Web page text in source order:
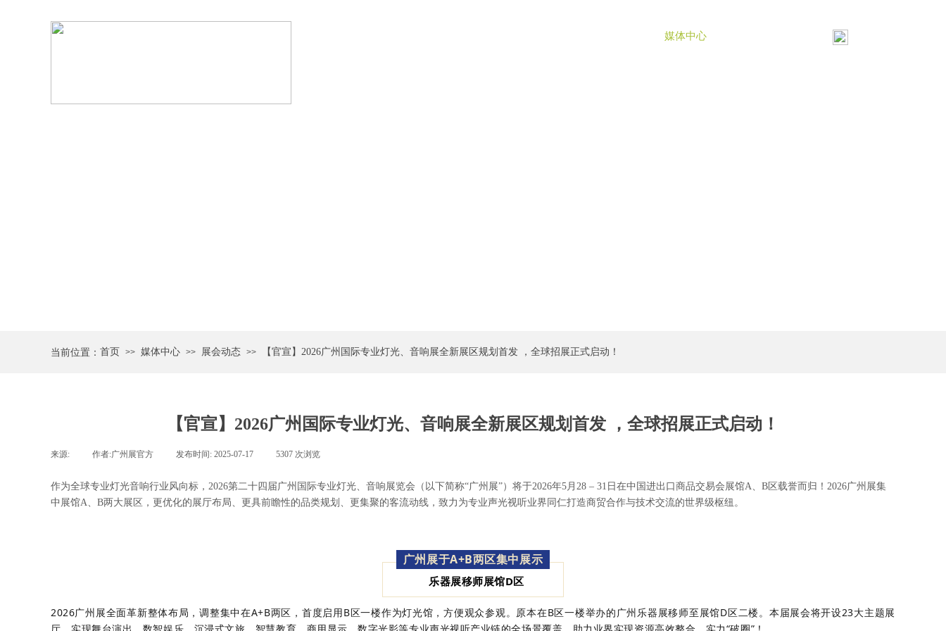
媒体中心 简体中文
首页 >> 媒体中心 >> 展会动态 >> 【官宣】2026广州国际专业灯光、音响展全新展区规划首发 ，全球招展正式启动！
当前位置：
【官宣】2026广州国际专业灯光、音响展全新展区规划首发 ，全球招展正式启动！
来源: 作者:广州展官方 发布时间: 2025-07-17 5307 次浏览
作为全球专业灯光音响行业风向标，2026第二十四届广州国际专业灯光、音响展览会（以下简称“广州展”）将于2026年5月28 – 31日在中国进出口商品交易会展馆A、B区载誉而归！2026广州展集
中展馆A、B两大展区，更优化的展厅布局、更具前瞻性的品类规划、更集聚的客流动线，致力为专业声光视听业界同仁打造商贸合作与技术交流的世界级枢纽。
广州展于A+B两区集中展示
乐器展移师展馆D区
2026广州展全面革新整体布局，调整集中在A+B两区，首度启用B区一楼作为灯光馆，方便观众参观。原本在B区一楼举办的广州乐器展移师至展馆D区二楼。本届展会将开设23大主题展